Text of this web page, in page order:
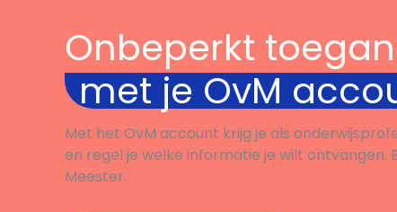
Onbeperkt
met je OvM
Met het OvM account krijg je als
en regel je welke informatie je wilt ontvangen.
Meester.